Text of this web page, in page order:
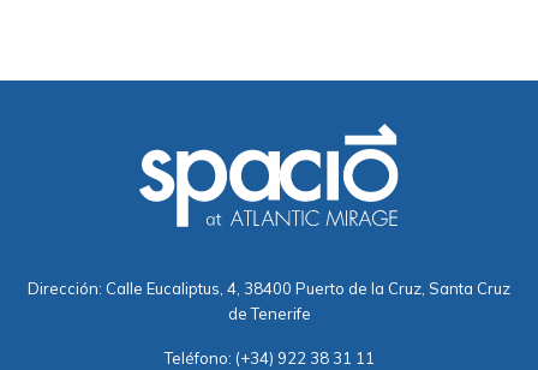
Dirección: Calle Eucaliptus, 4, 38400 Puerto de la Cruz, Santa Cruz
de Tenerife
Teléfono: (+34) 922 38 31 11